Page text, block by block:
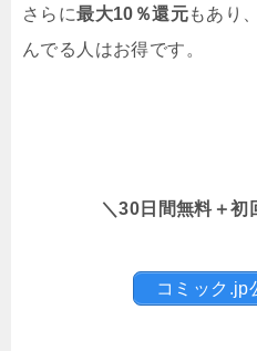
さらに最大10％還元もあり
んでる人はお得です。
＼30日間無料＋初
コミック.jp